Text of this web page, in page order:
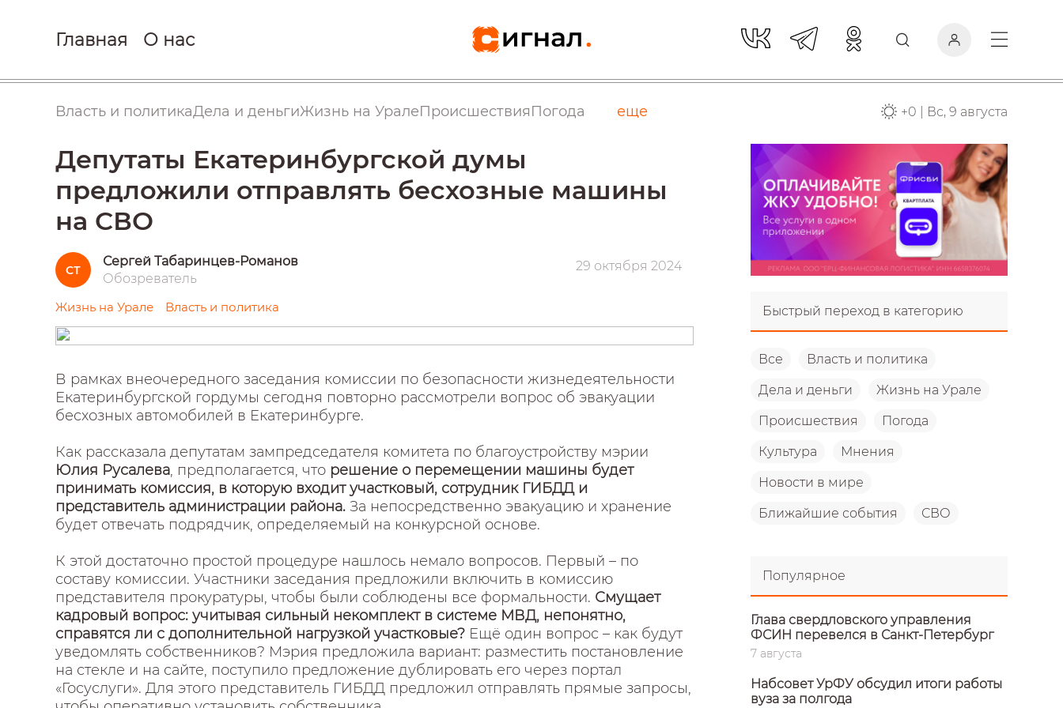
Главная О нас
Власть и политикаДела и деньгиЖизнь на УралеПроисшествияПогода еще +0 Вс, 9 августа
Депутаты Екатеринбургской думы
предложили отправлять бесхозные машины
на СВО
СТ
Сергей Табаринцев-Романов
Обозреватель
29 октября 2024
Жизнь на Урале Власть и политика
В рамках внеочередного заседания комиссии по безопасности жизнедеятельности
Екатеринбургской гордумы сегодня повторно рассмотрели вопрос об эвакуации
бесхозных автомобилей в Екатеринбурге.
Как рассказала депутатам зампредседателя комитета по благоустройству мэрии
Юлия Русалева, предполагается, что решение о перемещении машины будет
принимать комиссия, в которую входит участковый, сотрудник ГИБДД и
представитель администрации района. За непосредственно эвакуацию и хранение
будет отвечать подрядчик, определяемый на конкурсной основе.
К этой достаточно простой процедуре нашлось немало вопросов. Первый – по
составу комиссии. Участники заседания предложили включить в комиссию
представителя прокуратуры, чтобы были соблюдены все формальности. Смущает
кадровый вопрос: учитывая сильный некомплект в системе МВД, непонятно,
справятся ли с дополнительной нагрузкой участковые? Ещё один вопрос – как будут
уведомлять собственников? Мэрия предложила вариант: разместить постановление
на стекле и на сайте, поступило предложение дублировать его через портал
«Госуслуги». Для этого представитель ГИБДД предложил отправлять прямые запросы,
Быстрый переход в категорию
Все Власть и политика
Дела и деньги Жизнь на Урале
Происшествия Погода
Культура Мнения
Новости в мире
Ближайшие события СВО
Популярное
Глава свердловского управления
ФСИН перевелся в Санкт-Петербург
7 августа
Набсовет УрФУ обсудил итоги работы
вуза за полгода